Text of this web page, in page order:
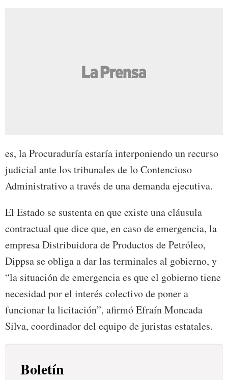
es, la Procuraduría estaría interponiendo un recurso
judicial ante los tribunales de lo Contencioso
Administrativo a través de una demanda ejecutiva.
El Estado se sustenta en que existe una cláusula
contractual que dice que, en caso de emergencia, la
empresa Distribuidora de Productos de Petróleo,
Dippsa se obliga a dar las terminales al gobierno, y
“la situación de emergencia es que el gobierno tiene
necesidad por el interés colectivo de poner a
funcionar la licitación”, afirmó Efraín Moncada
Silva, coordinador del equipo de juristas estatales.
Boletín